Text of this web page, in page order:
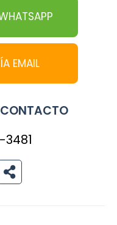
EMAIL